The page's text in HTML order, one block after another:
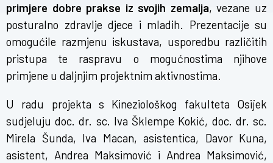
primjere dobre prakse iz svojih zemalja, vezane uz
posturalno zdravlje djece i mladih. Prezentacije su
omogućile razmjenu iskustava, usporedbu različitih
pristupa te raspravu o mogućnostima njihove
primjene u daljnjim projektnim aktivnostima.
U radu projekta s Kineziološkog fakulteta Osijek
sudjeluju doc. dr. sc. Iva Šklempe Kokić, doc. dr. sc.
Mirela Šunda, Iva Macan, asistentica, Davor Kuna,
asistent, Andrea Maksimović i Andrea Maksimović,